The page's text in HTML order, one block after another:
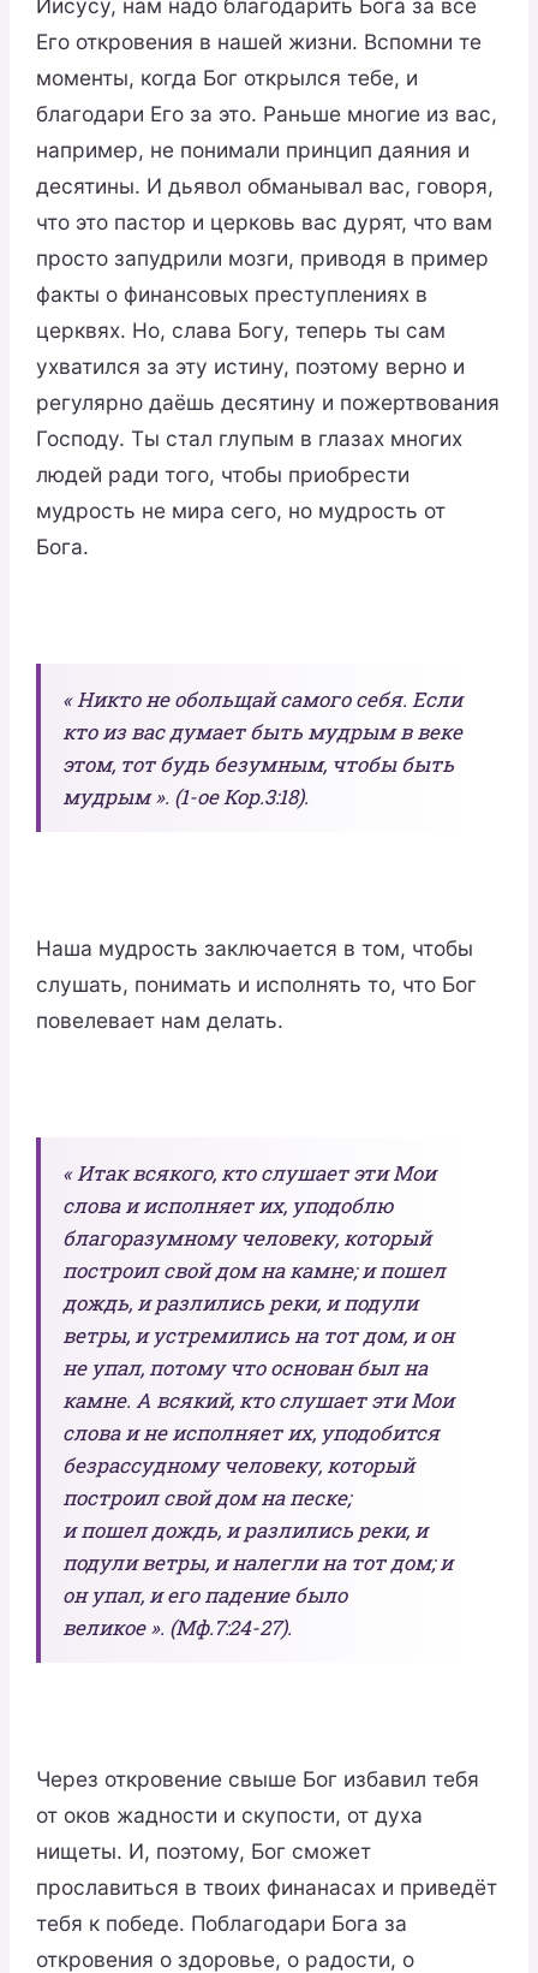
Иисусу, нам надо благодарить Бога за все
Его откровения в нашей жизни. Вспомни те
моменты, когда Бог открылся тебе, и
благодари Его за это. Раньше многие из вас,
например, не понимали принцип даяния и
десятины. И дьявол обманывал вас, говоря,
что это пастор и церковь вас дурят, что вам
просто запудрили мозги, приводя в пример
факты о финансовых преступлениях в
церквях. Но, слава Богу, теперь ты сам
ухватился за эту истину, поэтому верно и
регулярно даёшь десятину и пожертвования
Господу. Ты стал глупым в глазах многих
людей ради того, чтобы приобрести
мудрость не мира сего, но мудрость от
Бога.
« Никто не обольщай самого себя. Если
кто из вас думает быть мудрым в веке
этом, тот будь безумным, чтобы быть
мудрым ». (1-ое Кор.3:18).
Наша мудрость заключается в том, чтобы
слушать, понимать и исполнять то, что Бог
повелевает нам делать.
« Итак всякого, кто слушает эти Мои
слова и исполняет их, уподоблю
благоразумному человеку, который
построил свой дом на камне; и пошел
дождь, и разлились реки, и подули
ветры, и устремились на тот дом, и он
не упал, потому что основан был на
камне. А всякий, кто слушает эти Мои
слова и не исполняет их, уподобится
безрассудному человеку, который
построил свой дом на песке;
и пошел дождь, и разлились реки, и
подули ветры, и налегли на тот дом; и
он упал, и его падение было
великое ». (Мф.7:24-27).
Через откровение свыше Бог избавил тебя
от оков жадности и скупости, от духа
нищеты. И, поэтому, Бог сможет
прославиться в твоих финанасах и приведёт
тебя к победе. Поблагодари Бога за
откровения о здоровье, о радости, о